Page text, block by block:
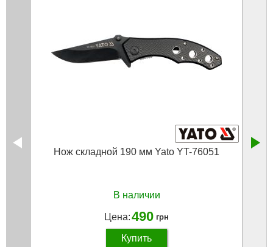
Нож складной 190 мм Yato YT-76051
В наличии
Цена:490 грн
Купить